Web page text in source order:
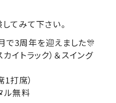
てみて下さい。
3周年を迎えました🎊
イトラック）＆スイング
打席）
ル無料